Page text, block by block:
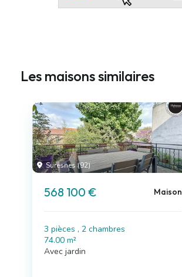
Les maisons similaires
Suresnes (92)
568 100 € Maison
3 pièces , 2 chambres
74.00 m²
Avec jardin